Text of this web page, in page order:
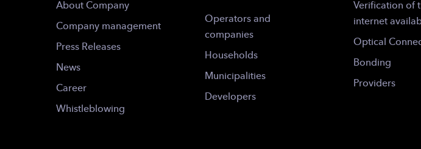
About Company
Company management
Press Releases
News
Career
Whistleblowing
Operators and
companies
Households
Municipalities
Developers
Verification of
internet
Optical
Bonding
Providers